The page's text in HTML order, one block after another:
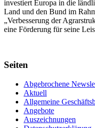
investiert Europa in die
Land und den Bund im
„Verbes­serung der
eine Förderung für seine
Seiten
Abgebrochene
Aktuell
Allgemeine
Angebote
Auszeichnungen